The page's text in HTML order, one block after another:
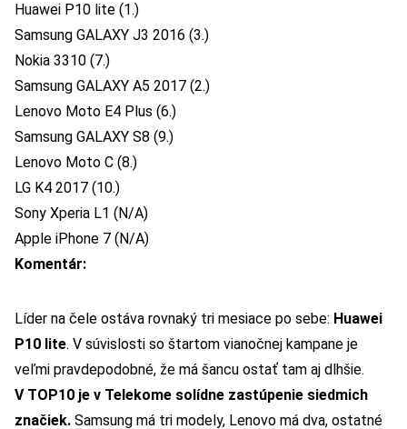
Huawei P10 lite (1.)
Samsung GALAXY J3 2016 (3.)
Nokia 3310 (7.)
Samsung GALAXY A5 2017 (2.)
Lenovo Moto E4 Plus (6.)
Samsung GALAXY S8 (9.)
Lenovo Moto C (8.)
LG K4 2017 (10.)
Sony Xperia L1 (N/A)
Apple iPhone 7 (N/A)
Komentár:
Líder na čele ostáva rovnaký tri mesiace po sebe: Huawei
P10 lite. V súvislosti so štartom vianočnej kampane je
veľmi pravdepodobné, že má šancu ostať tam aj dlhšie.
V TOP10 je v Telekome solídne zastúpenie siedmich
značiek. Samsung má tri modely, Lenovo má dva, ostatné